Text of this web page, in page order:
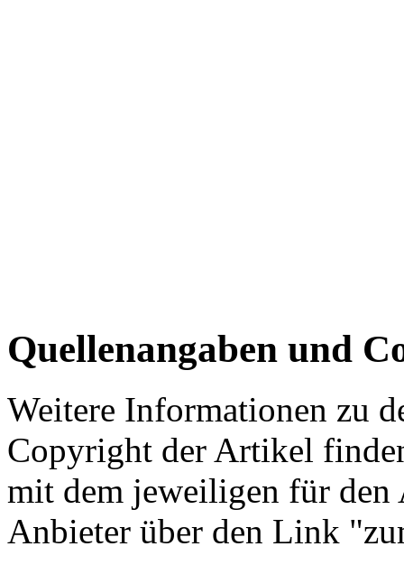
Quellenangaben und
Weitere Informationen zu
Copyright der Artikel
mit dem jeweiligen für
Anbieter über den Link